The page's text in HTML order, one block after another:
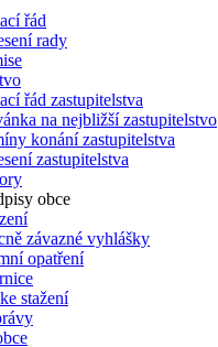
řád
rady
řád zastupitelstva
na nejbližší zastupitelstvo
konání zastupitelstva
zastupitelstva
obce
závazné vyhlášky
opatření
stažení